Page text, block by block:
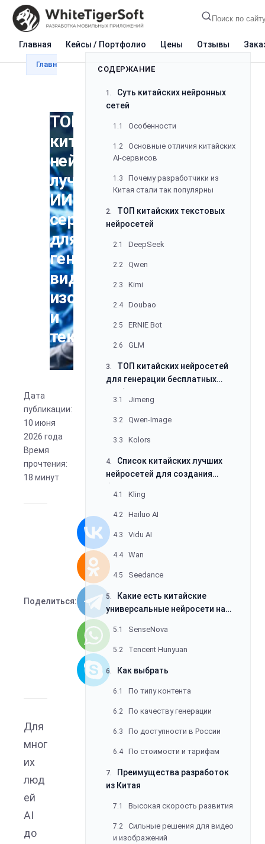
Главная Кейсы / Портфолио Цены Отзывы
Главная Блог ИИ и нейросети ТОП
ТОП
китайских
нейросетей:
лучшие
ИИ-
сервисы
для
генерации
видео,
изображений
и
текста
Дата
публикации:
10 июня
2026 года
Время
прочтения:
18 минут
Поделиться:
Для
мног
их
люд
ей
AI
до
СОДЕРЖАНИЕ
1.
сетей
1.1 Особенности
1.2
AI-сервисов
1.3
Китая стали так популярны
2.
нейросетей
2.1 DeepSeek
2.2 Qwen
2.3 Kimi
2.4 Doubao
2.5 ERNIE Bot
2.6 GLM
3.
для генерации бесплатных
3.1 Jimeng
3.2 Qwen-Image
3.3 Kolors
4.
нейросетей для создания
4.1 Kling
4.2 Hailuo AI
4.3 Vidu AI
4.4 Wan
4.5 Seedance
5.
универсальные нейросети на
5.1 SenseNova
5.2 Tencent Hunyuan
6. Как выбрать
6.1 По типу контента
6.2 По качеству генерации
6.3 По доступности в России
6.4 По стоимости и тарифам
7.
из Китая
7.1 Высокая скорость развития
7.2
и изображений